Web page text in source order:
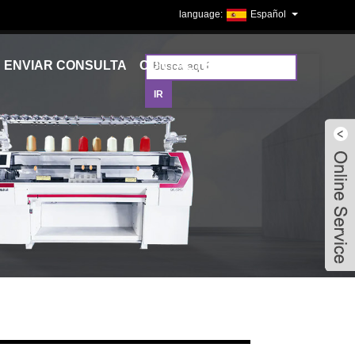
Español
ENVIAR CONSULTA CONTÁCTENOS